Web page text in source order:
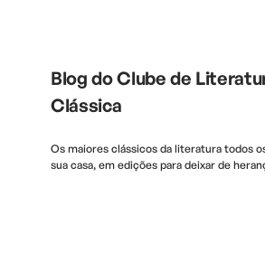
Blog do Clube de
Clássica
Os maiores clássicos da literatura todos
sua casa, em edições para deixar de